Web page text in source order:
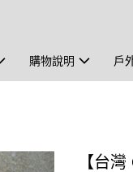
購物說明 戶
【台